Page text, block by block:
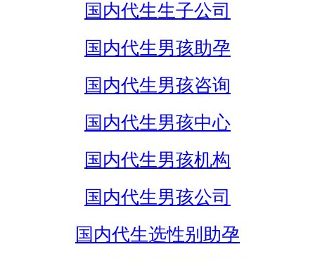
国内代生生子公司
国内代生男孩助孕
国内代生男孩咨询
国内代生男孩中心
国内代生男孩机构
国内代生男孩公司
国内代生选性别助孕